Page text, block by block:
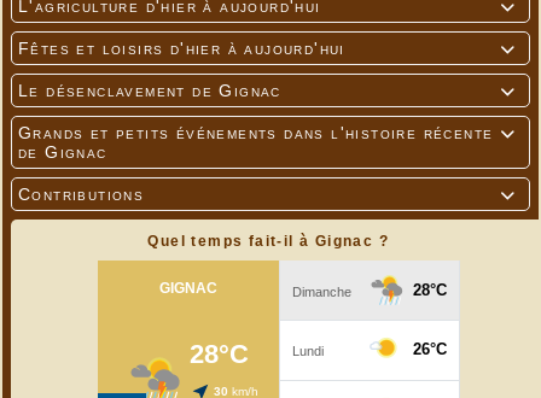

L'agriculture d'hier à aujourd'hui

Fêtes et loisirs d'hier à aujourd'hui

Le désenclavement de Gignac

Grands et petits événements dans l'histoire récente
de Gignac

Contributions
Quel temps fait-il à Gignac ?